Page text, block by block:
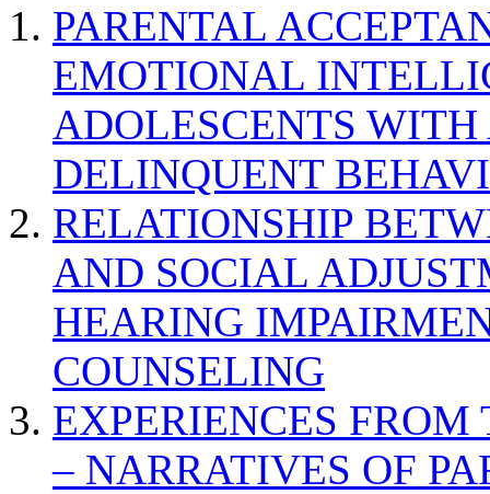
PARENTAL
EMOTIONAL
ADOLESCENTS
DELINQUENT
RELATIONSHIP
AND SOCIAL
HEARING
COUNSELING
EXPERIENCES
– NARRATIVES OF